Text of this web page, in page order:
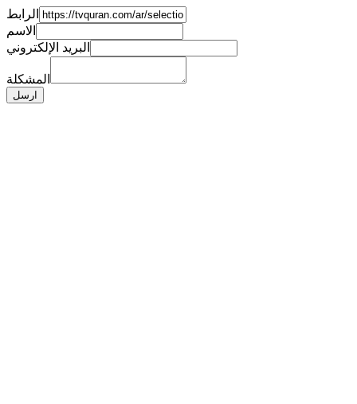
الرابط
الاسم
البريد الإلكتروني
المشكلة
ارسل